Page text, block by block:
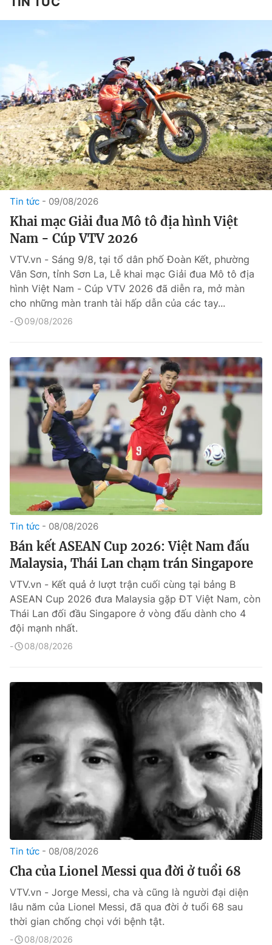
Tin tức 09/08/2026
Khai mạc Giải đua Mô tô địa hình Việt
Nam - Cúp VTV 2026
VTV.vn - Sáng 9/8, tại tổ dân phố Đoàn Kết, phường
Vân Sơn, tỉnh Sơn La, Lễ khai mạc Giải đua Mô tô địa
hình Việt Nam - Cúp VTV 2026 đã diễn ra, mở màn
cho những màn tranh tài hấp dẫn của các tay...
09/08/2026
Tin tức 08/08/2026
Bán kết ASEAN Cup 2026: Việt Nam đấu
Malaysia, Thái Lan chạm trán Singapore
VTV.vn - Kết quả ở lượt trận cuối cùng tại bảng B
ASEAN Cup 2026 đưa Malaysia gặp ĐT Việt Nam, còn
Thái Lan đối đầu Singapore ở vòng đấu dành cho 4
đội mạnh nhất.
08/08/2026
Tin tức 08/08/2026
Cha của Lionel Messi qua đời ở tuổi 68
VTV.vn - Jorge Messi, cha và cũng là người đại diện
lâu năm của Lionel Messi, đã qua đời ở tuổi 68 sau
thời gian chống chọi với bệnh tật.
08/08/2026